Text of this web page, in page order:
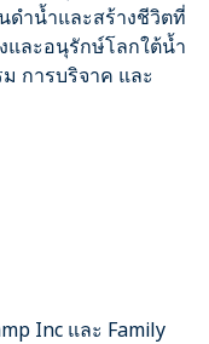
ดำน้ำและสร้างชีวิตที่
และอนุรักษ์โลกใต้น้ำ
การบริจาค และ
Inc และ Family